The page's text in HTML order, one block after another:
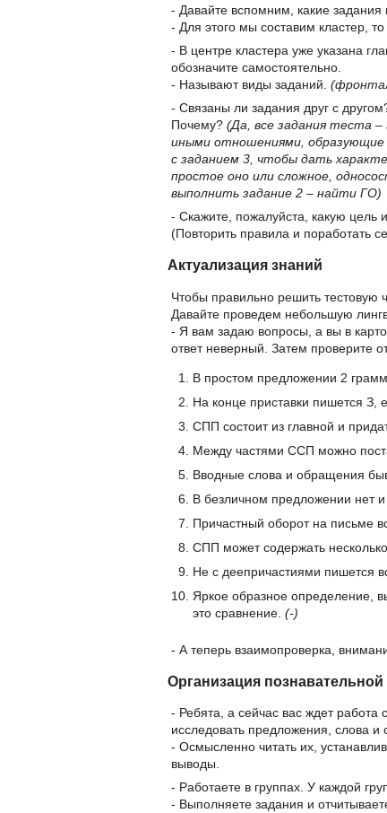
- Давайте вспомним, какие задания
- Для этого мы составим кластер,
- В центре кластера уже указана
обозначите самостоятельно.
- Называют виды заданий.
- Связаны ли задания друг с
Почему? (Да, все задания теста
иными отношениями, образующие
с заданием 3, чтобы дать
простое оно или сложное,
выполнить задание 2 – найти ГО)
- Скажите, пожалуйста, какую цель
(Повторить правила и поработать
Актуализация знаний
Чтобы правильно решить тестовую
Давайте проведем небольшую
- Я вам задаю вопросы, а вы в
ответ неверный. Затем проверите
В простом предложении 2
На конце приставки пишется З,
СПП состоит из главной и
Между частями ССП можно
Вводные слова и обращения
В безличном предложении нет
Причастный оборот на письме
СПП может содержать
Не с деепричастиями пишется
Яркое образное определение,
это сравнение. (-)
- А теперь взаимопроверка,
Организация познавательной
- Ребята, а сейчас вас ждет
исследовать предложения, слова и
- Осмысленно читать их,
выводы.
- Работаете в группах. У каждой
- Выполняете задания и